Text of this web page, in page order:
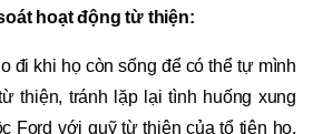
hoạt động từ thiện:
đi khi họ còn sống để có thể tự mình
thiện, tránh lặp lại tình huống xung
Ford với quỹ từ thiện của tổ tiên họ.